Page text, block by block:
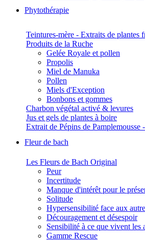
Phytothérapie
Teintures-mère - Extraits de plantes
Produits de la Ruche
Gelée Royale et pollen
Propolis
Miel de Manuka
Pollen
Miels d'Exception
Bonbons et gommes
Charbon végétal activé & levures
Jus et gels de plantes à boire
Extrait de Pépins de Pamplemousse
Fleur de bach
Les Fleurs de Bach Original
Peur
Incertitude
Manque d'intérêt pour le
Solitude
Hypersensibilité face aux
Découragement et désespoir
Sensibilité à ce que vivent les
Gamme Rescue